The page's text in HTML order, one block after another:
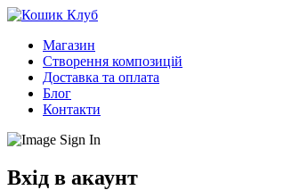
Магазин
Створення композицій
Доставка та оплата
Блог
Контакти
Вхід в акаунт